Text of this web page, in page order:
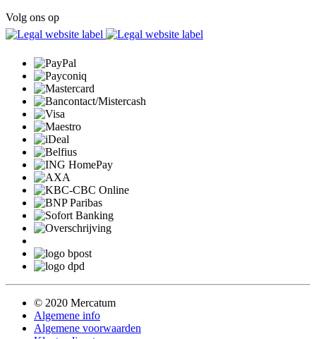
Volg ons op
© 2020 Mercatum
Algemene info
Algemene voorwaarden